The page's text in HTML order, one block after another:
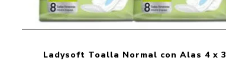
Ladysoft Toalla Normal con Alas 4 x 3